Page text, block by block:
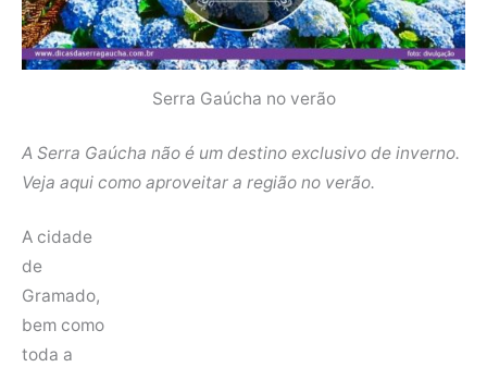
Serra Gaúcha no verão
A Serra Gaúcha não é um destino exclusivo de inverno.
Veja aqui como aproveitar a região no verão.
A cidade
de
Gramado,
bem como
toda a